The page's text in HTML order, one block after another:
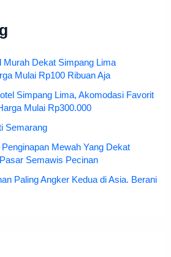
Murah Dekat Simpang Lima
Mulai Rp100 Ribuan Aja
Simpang Lima, Akomodasi Favorit
Mulai Rp300.000
Semarang
Mewah Yang Dekat
Semawis Pecinan
Paling Angker Kedua di Asia. Berani